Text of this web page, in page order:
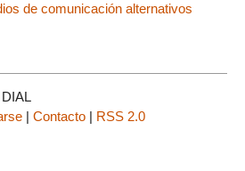
de comunicación alternativos
| Contacto | RSS 2.0